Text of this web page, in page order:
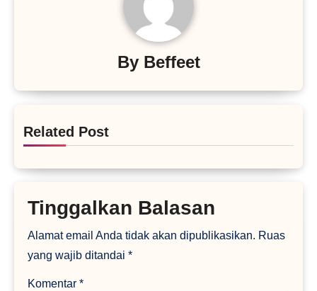
By Beffeet
Related Post
Tinggalkan Balasan
Alamat email Anda tidak akan dipublikasikan. Ruas
yang wajib ditandai*
Komentar*